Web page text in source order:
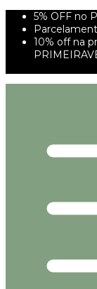
5% OFF no
10% off na